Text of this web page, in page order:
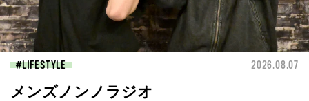
LIFESTYLE 2026.08.07
メンズノンノラジオ